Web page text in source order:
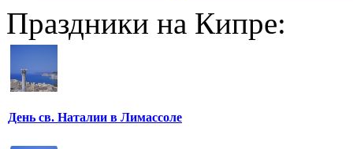
Праздники на Кипре:
День св. Наталии в Лимассоле